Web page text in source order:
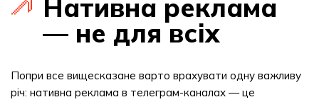
Нативна реклама
— не для всіх
Попри все вищесказане варто врахувати одну важливу
річ: нативна реклама в телеграм-каналах — це